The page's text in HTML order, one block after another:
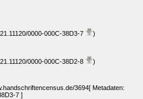
0000-000C-38D3-7
)
0000-000C-38D2-8
)
3694[ Metadaten:
7 ]